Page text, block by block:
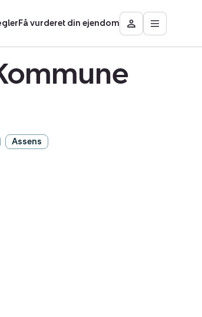
Få vurderet din ejendom
Besøg
Mit
Åbn
Assens